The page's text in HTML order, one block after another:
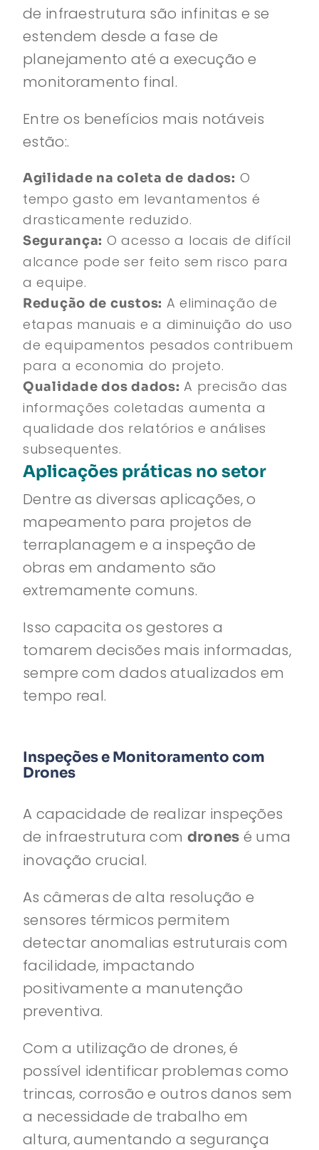
de infraestrutura são infinitas e se
estendem desde a fase de
planejamento até a execução e
monitoramento final.
Entre os benefícios mais notáveis
estão:.
Agilidade na coleta de dados: O
tempo gasto em levantamentos é
drasticamente reduzido.
Segurança: O acesso a locais de difícil
alcance pode ser feito sem risco para
a equipe.
Redução de custos: A eliminação de
etapas manuais e a diminuição do uso
de equipamentos pesados contribuem
para a economia do projeto.
Qualidade dos dados: A precisão das
informações coletadas aumenta a
qualidade dos relatórios e análises
subsequentes.
Aplicações práticas no setor
Dentre as diversas aplicações, o
mapeamento para projetos de
terraplanagem e a inspeção de
obras em andamento são
extremamente comuns.
Isso capacita os gestores a
tomarem decisões mais informadas,
sempre com dados atualizados em
tempo real.
Inspeções e Monitoramento com
Drones
A capacidade de realizar inspeções
de infraestrutura com drones é uma
inovação crucial.
As câmeras de alta resolução e
sensores térmicos permitem
detectar anomalias estruturais com
facilidade, impactando
positivamente a manutenção
preventiva.
Com a utilização de drones, é
possível identificar problemas como
trincas, corrosão e outros danos sem
a necessidade de trabalho em
altura, aumentando a segurança